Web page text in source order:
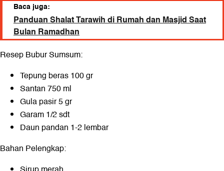
Baca juga:
Panduan Shalat Tarawih di Rumah dan Masjid Saat
Bulan Ramadhan
Resep Bubur Sumsum:
Tepung beras 100 gr
Santan 750 ml
Gula pasir 5 gr
Garam 1/2 sdt
Daun pandan 1-2 lembar
Bahan Pelengkap: